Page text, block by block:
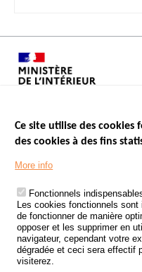
Menu
Footer
LES SITES PUBLICS
ÉTAT DE L’INSÉCURITÉ
TRAITEMENT DES DONNÉES
LA ROUTE
ETUDES ET RECHERCHES
APPEL À PROJETS
Ce site utilise des cookies
des cookies à des fins
More info
Fonctionnels
Les cookies fonctionnels
de fonctionner de manière
opposer et les supprimer en
navigateur, cependant votre
dégradée et ceci sera effectif
visiterez.